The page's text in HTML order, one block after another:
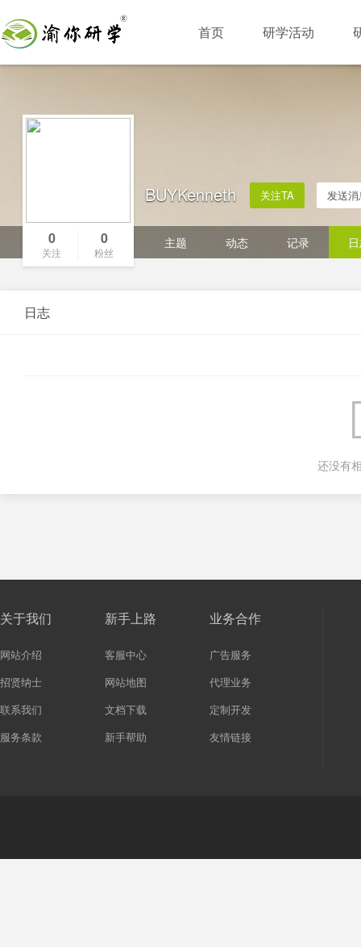
首页 研学活动
0
关注
0
粉丝
BUYKenneth 关注TA 发送
主题 动态 记录
日志
还没有
关于我们
网站介绍
招贤纳士
联系我们
服务条款
新手上路
客服中心
网站地图
文档下载
新手帮助
业务合作
广告服务
代理业务
定制开发
友情链接